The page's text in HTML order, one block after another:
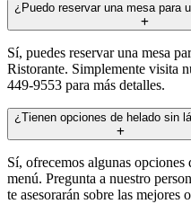
¿Puedo reservar una mesa para
Sí, puedes reservar una mesa
Ristorante. Simplemente visita
449-9553 para más detalles.
¿Tienen opciones de helado sin
Sí, ofrecemos algunas opciones
menú. Pregunta a nuestro
te asesorarán sobre las mejores